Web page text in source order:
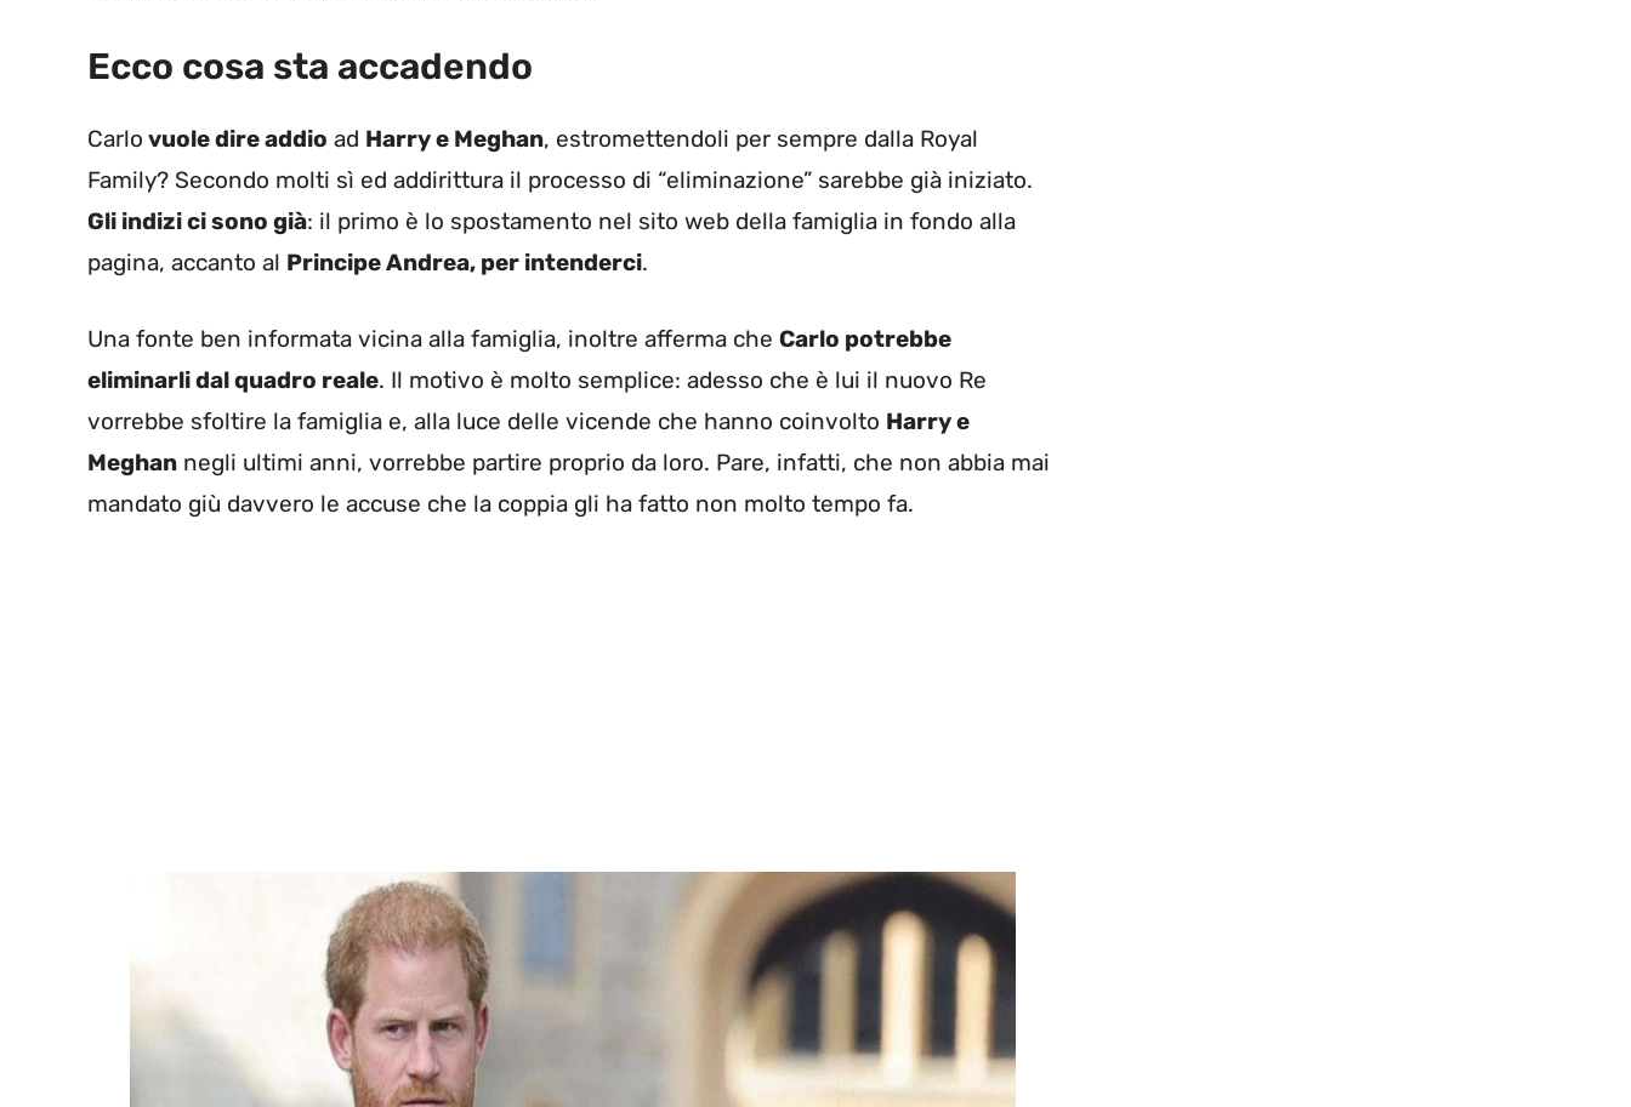
Ecco cosa sta accadendo
Carlo vuole dire addio ad Harry e Meghan, estromettendoli per sempre dalla Royal
Family? Secondo molti sì ed addirittura il processo di “eliminazione” sarebbe già iniziato.
Gli indizi ci sono già: il primo è lo spostamento nel sito web della famiglia in fondo alla
pagina, accanto al Principe Andrea, per intenderci.
Una fonte ben informata vicina alla famiglia, inoltre afferma che Carlo potrebbe
eliminarli dal quadro reale. Il motivo è molto semplice: adesso che è lui il nuovo Re
vorrebbe sfoltire la famiglia e, alla luce delle vicende che hanno coinvolto Harry e
Meghan negli ultimi anni, vorrebbe partire proprio da loro. Pare, infatti, che non abbia mai
mandato giù davvero le accuse che la coppia gli ha fatto non molto tempo fa.